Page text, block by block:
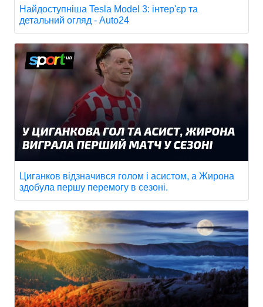
Найдоступніша Tesla Model 3: інтер'єр та
детальний огляд - Auto24
Циганков відзначився голом і асистом, а Жирона
здобула першу перемогу в сезоні.